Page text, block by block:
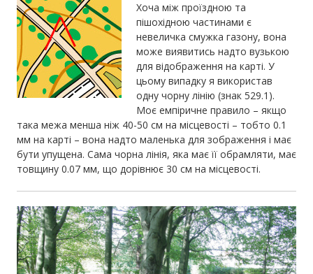
Хоча між проїздною та
пішохідною частинами є
невеличка смужка газону, вона
може виявитись надто вузькою
для відображення на карті. У
цьому випадку я використав
одну чорну лінію (знак 529.1).
Моє емпіричне правило – якщо
така межа менша ніж 40-50 см на місцевості – тобто 0.1
мм на карті – вона надто маленька для зображення і має
бути упущена. Сама чорна лінія, яка має її обрамляти, має
товщину 0.07 мм, що дорівнює 30 см на місцевості.